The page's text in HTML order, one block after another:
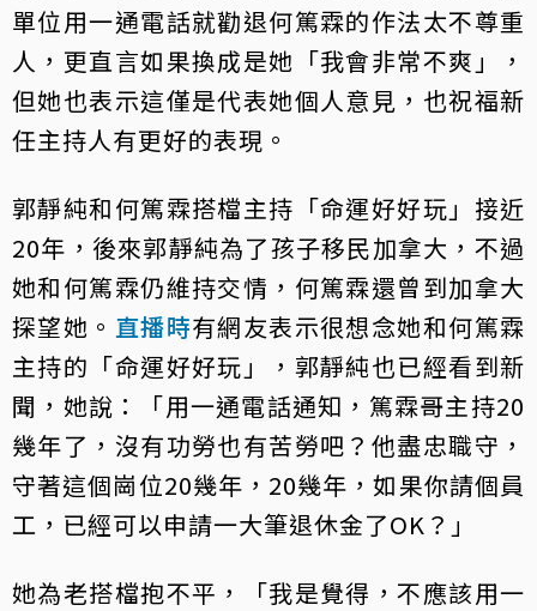
單位用一通電話就勸退何篤霖的作法太不尊重
人，更直言如果換成是她「我會非常不爽」，
但她也表示這僅是代表她個人意見，也祝福新
任主持人有更好的表現。
郭靜純和何篤霖搭檔主持「命運好好玩」接近
20年，後來郭靜純為了孩子移民加拿大，不過
她和何篤霖仍維持交情，何篤霖還曾到加拿大
探望她。 直播時有網友表示很想念她和何篤霖
主持的「命運好好玩」，郭靜純也已經看到新
聞，她說：「用一通電話通知，篤霖哥主持20
幾年了，沒有功勞也有苦勞吧？他盡忠職守，
守著這個崗位20幾年，20幾年，如果你請個員
工，已經可以申請一大筆退休金了OK？」
她為老搭檔抱不平，「我是覺得，不應該用一